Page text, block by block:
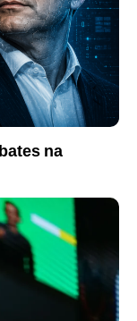
na